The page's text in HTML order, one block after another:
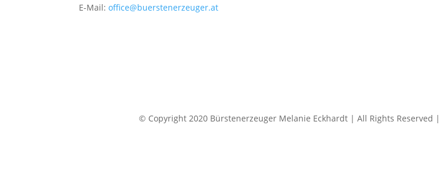
E-Mail:office@buerstenerzeuger.at
© Copyright 2020 Bürstenerzeuger Melanie Eckhardt | All Rights Reserved |